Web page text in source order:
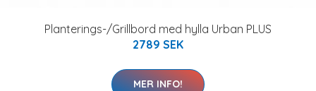
Planterings-/Grillbord med hylla Urban PLUS
2789 SEK
MER INFO!